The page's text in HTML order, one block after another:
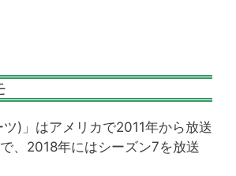
ツ)」はアメリカで2011年から放送
、2018年にはシーズン7を放送